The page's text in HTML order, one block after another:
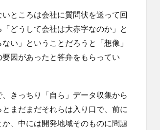
ところは会社に質問状を送って回
どうして会社は大赤字なのか」と
い」ということだろうと「想像」
因があったと答弁をもらってい
きっちり「自ら」データ収集から
まだまだそれらは入り口で、前に
、中には開発地域そのものに問題